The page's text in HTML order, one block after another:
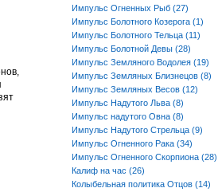
Импульс Огненных Рыб (27)
Импульс Болотного Козерога (1)
Импульс Болотного Тельца (11)
Импульс Болотной Девы (28)
Импульс Земляного Водолея (19)
Импульс Земляных Близнецов (8)
Импульс Земляных Весов (12)
Импульс Надутого Льва (8)
Импульс надутого Овна (8)
Импульс Надутого Стрельца (9)
Импульс Огненного Рака (34)
Импульс Огненного Скорпиона (28)
Калиф на час (26)
Колыбельная политика Отцов (14)